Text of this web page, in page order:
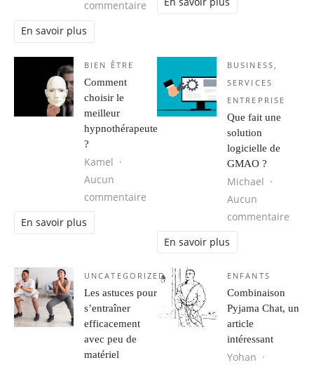
commentaire sur L’évolution des moteurs à
En savoir plus
BIEN ÊTRE
Comment
choisir le
meilleur
hypnothérapeute
?
Kamel
Aucun
commentaire sur Comment choisir le meilleur
En savoir plus
BUSINESS,
SERVICES
ENTREPRISE
Que fait une
solution
logicielle de
GMAO ?
Michael
Aucun
commentaire
En savoir plus
UNCATEGORIZED
Les astuces pour
s’entraîner
efficacement
avec peu de
matériel
ENFANTS
Combinaison
Pyjama Chat, un
article
intéressant
Yohan